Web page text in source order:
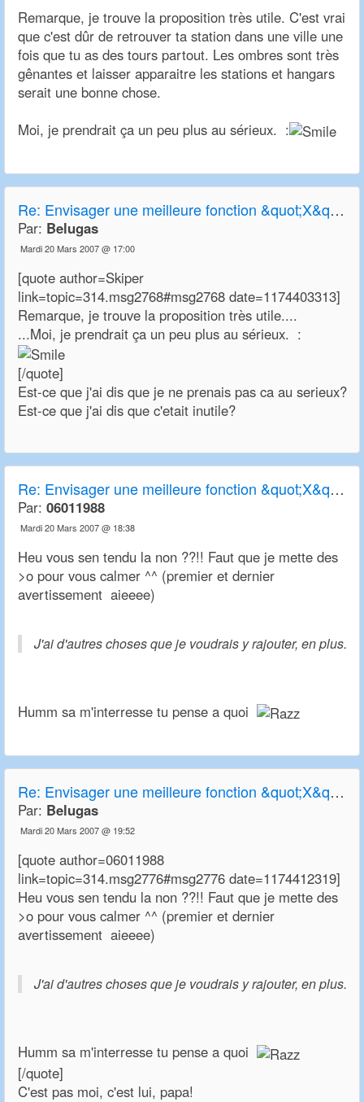
Remarque, je trouve la proposition très utile. C'est vrai
que c'est dûr de retrouver ta station dans une ville une
fois que tu as des tours partout. Les ombres sont très
gênantes et laisser apparaitre les stations et hangars
serait une bonne chose.
Moi, je prendrait ça un peu plus au sérieux. :
Re: Envisager une meilleure fonction &quot;X&quot; de transparence
Par: Belugas
Mardi 20 Mars 2007 @ 17:00
[quote author=Skiper
link=topic=314.msg2768#msg2768 date=1174403313]
Remarque, je trouve la proposition très utile....
...Moi, je prendrait ça un peu plus au sérieux. :
[/quote]
Est-ce que j'ai dis que je ne prenais pas ca au serieux?
Est-ce que j'ai dis que c'etait inutile?
Re: Envisager une meilleure fonction &quot;X&quot; de transparence
Par: 06011988
Mardi 20 Mars 2007 @ 18:38
Heu vous sen tendu la non ??!! Faut que je mette des
>o pour vous calmer ^^ (premier et dernier
avertissement aieeee)
J'ai d'autres choses que je voudrais y rajouter, en plus.
Humm sa m'interresse tu pense a quoi
Re: Envisager une meilleure fonction &quot;X&quot; de transparence
Par: Belugas
Mardi 20 Mars 2007 @ 19:52
[quote author=06011988
link=topic=314.msg2776#msg2776 date=1174412319]
Heu vous sen tendu la non ??!! Faut que je mette des
>o pour vous calmer ^^ (premier et dernier
avertissement aieeee)
J'ai d'autres choses que je voudrais y rajouter, en plus.
Humm sa m'interresse tu pense a quoi
[/quote]
C'est pas moi, c'est lui, papa!